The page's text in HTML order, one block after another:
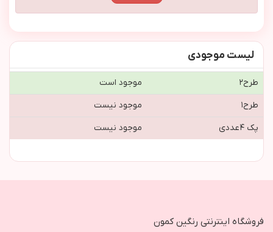
لیست موجودی
طرح٢
موجود است
طرح١
موجود نیست
پك ٤عددي
موجود نیست
فروشگاه اینترنتی رنگین کمون